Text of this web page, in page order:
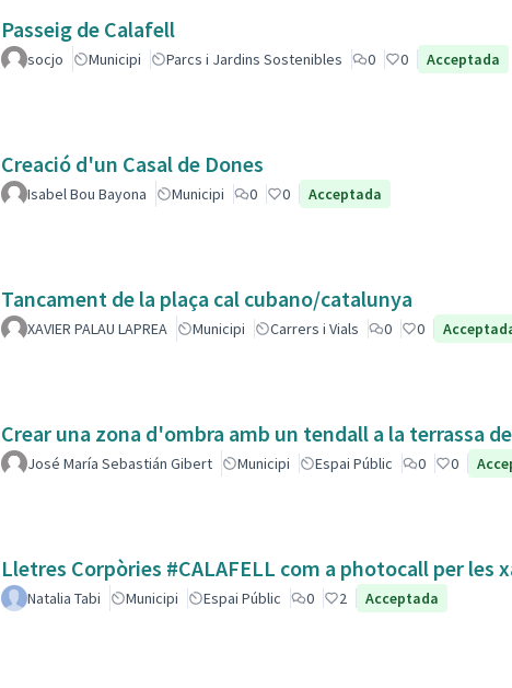
Passeig de Calafell
socjo Municipi Parcs i Jardins Sostenibles 0 0 Acceptada
Creació d'un Casal de Dones
Isabel Bou Bayona Municipi 0 0 Acceptada
Tancament de la plaça cal cubano/catalunya
XAVIER PALAU LAPREA Municipi Carrers i Vials 0 0
Crear una zona d'ombra amb un tendall a la terrassa
José María Sebastián Gibert Municipi Espai Públic 0 0
Lletres Corpòries #CALAFELL com a photocall per les
Natalia Tabi Municipi Espai Públic 0 2 Acceptada